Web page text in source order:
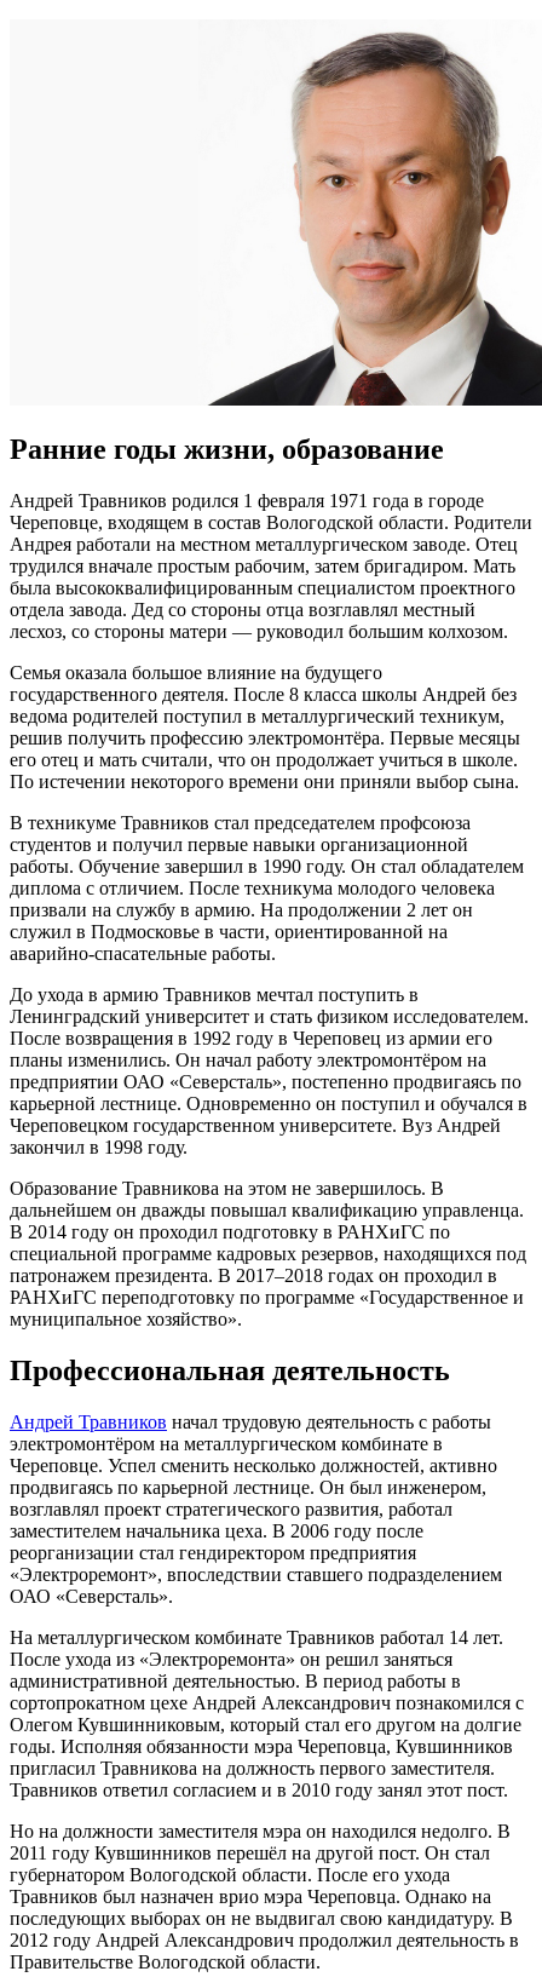
Ранние годы жизни, образование
Андрей Травников родился 1 февраля 1971 года в городе
Череповце, входящем в состав Вологодской области. Родители
Андрея работали на местном металлургическом заводе. Отец
трудился вначале простым рабочим, затем бригадиром. Мать
была высококвалифицированным специалистом проектного
отдела завода. Дед со стороны отца возглавлял местный
лесхоз, со стороны матери — руководил большим колхозом.
Семья оказала большое влияние на будущего
государственного деятеля. После 8 класса школы Андрей без
ведома родителей поступил в металлургический техникум,
решив получить профессию электромонтёра. Первые месяцы
его отец и мать считали, что он продолжает учиться в школе.
По истечении некоторого времени они приняли выбор сына.
В техникуме Травников стал председателем профсоюза
студентов и получил первые навыки организационной
работы. Обучение завершил в 1990 году. Он стал обладателем
диплома с отличием. После техникума молодого человека
призвали на службу в армию. На продолжении 2 лет он
служил в Подмосковье в части, ориентированной на
аварийно-спасательные работы.
До ухода в армию Травников мечтал поступить в
Ленинградский университет и стать физиком исследователем.
После возвращения в 1992 году в Череповец из армии его
планы изменились. Он начал работу электромонтёром на
предприятии ОАО «Северсталь», постепенно продвигаясь по
карьерной лестнице. Одновременно он поступил и обучался в
Череповецком государственном университете. Вуз Андрей
закончил в 1998 году.
Образование Травникова на этом не завершилось. В
дальнейшем он дважды повышал квалификацию управленца.
В 2014 году он проходил подготовку в РАНХиГС по
специальной программе кадровых резервов, находящихся под
патронажем президента. В 2017–2018 годах он проходил в
РАНХиГС переподготовку по программе «Государственное и
муниципальное хозяйство».
Профессиональная деятельность
Андрей Травников начал трудовую деятельность с работы
электромонтёром на металлургическом комбинате в
Череповце. Успел сменить несколько должностей, активно
продвигаясь по карьерной лестнице. Он был инженером,
возглавлял проект стратегического развития, работал
заместителем начальника цеха. В 2006 году после
реорганизации стал гендиректором предприятия
«Электроремонт», впоследствии ставшего подразделением
ОАО «Северсталь».
На металлургическом комбинате Травников работал 14 лет.
После ухода из «Электроремонта» он решил заняться
административной деятельностью. В период работы в
сортопрокатном цехе Андрей Александрович познакомился с
Олегом Кувшинниковым, который стал его другом на долгие
годы. Исполняя обязанности мэра Череповца, Кувшинников
пригласил Травникова на должность первого заместителя.
Травников ответил согласием и в 2010 году занял этот пост.
Но на должности заместителя мэра он находился недолго. В
2011 году Кувшинников перешёл на другой пост. Он стал
губернатором Вологодской области. После его ухода
Травников был назначен врио мэра Череповца. Однако на
последующих выборах он не выдвигал свою кандидатуру. В
2012 году Андрей Александрович продолжил деятельность в
Правительстве Вологодской области.